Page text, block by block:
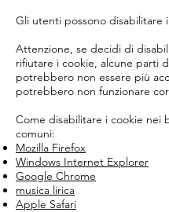
Gli utenti possono disabilitare
Attenzione, se decidi di
rifiutare i cookie, alcune parti
potrebbero non essere più
potrebbero non funzionare
Come disabilitare i cookie nei
comuni:
Mozilla Firefox
Windows Internet Explorer
Google Chrome
musica lirica
Apple Safari